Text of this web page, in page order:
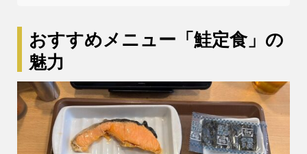
おすすめメニュー「鮭定食」の
魅力